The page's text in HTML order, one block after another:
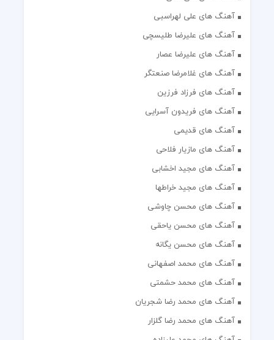
آهنگ های علی لهراسبی
آهنگ های علیرضا طلیسچی
آهنگ های علیرضا عصار
آهنگ های غلامرضا صنعتگر
آهنگ های فرزاد فرزین
آهنگ های فریدون آسرایی
آهنگ های قدیمی
آهنگ های مازیار فلاحی
آهنگ های مجید اخشابی
آهنگ های مجید خراطها
آهنگ های محسن چاوشی
آهنگ های محسن یاحقی
آهنگ های محسن یگانه
آهنگ های محمد اصفهانی
آهنگ های محمد حشمتی
آهنگ های محمد رضا شجریان
آهنگ های محمد رضا گلزار